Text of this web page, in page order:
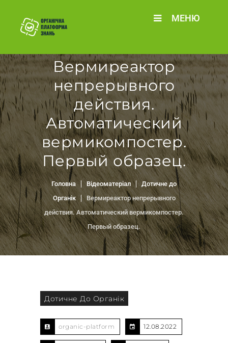
МЕНЮ
Вермиреактор
непрерывного
действия.
Автоматический
вермикомпостер.
Первый образец.
Головна Відеоматеріал
Дотичне до
Органік
Вермиреактор непрерывного
действия. Автоматический вермикомпостер.
Первый образец.
Дотичне До Органік
organic-platform 12.08.2022